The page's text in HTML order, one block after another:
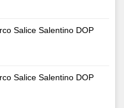
Salice Salentino DOP
Salice Salentino DOP